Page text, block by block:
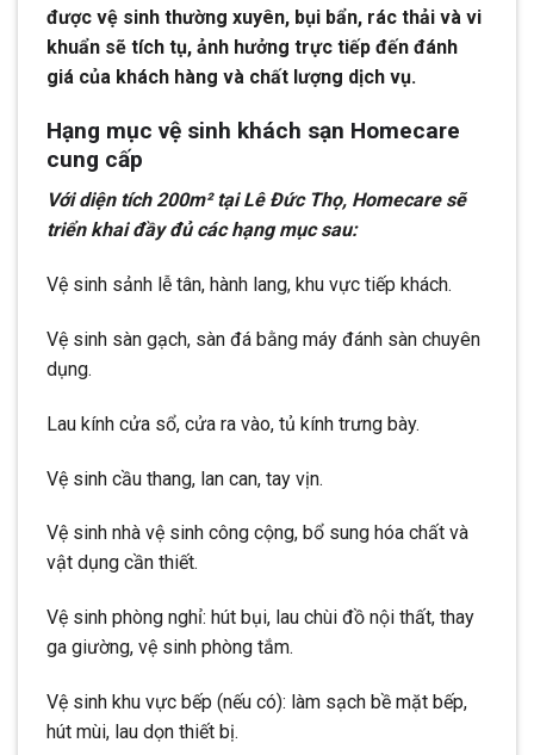
được vệ sinh thường xuyên, bụi bẩn, rác thải và vi
khuẩn sẽ tích tụ, ảnh hưởng trực tiếp đến đánh
giá của khách hàng và chất lượng dịch vụ.
Hạng mục vệ sinh khách sạn Homecare
cung cấp
Với diện tích 200m² tại Lê Đức Thọ, Homecare sẽ
triển khai đầy đủ các hạng mục sau:
Vệ sinh sảnh lễ tân, hành lang, khu vực tiếp khách.
Vệ sinh sàn gạch, sàn đá bằng máy đánh sàn chuyên
dụng.
Lau kính cửa sổ, cửa ra vào, tủ kính trưng bày.
Vệ sinh cầu thang, lan can, tay vịn.
Vệ sinh nhà vệ sinh công cộng, bổ sung hóa chất và
vật dụng cần thiết.
Vệ sinh phòng nghỉ: hút bụi, lau chùi đồ nội thất, thay
ga giường, vệ sinh phòng tắm.
Vệ sinh khu vực bếp (nếu có): làm sạch bề mặt bếp,
hút mùi, lau dọn thiết bị.